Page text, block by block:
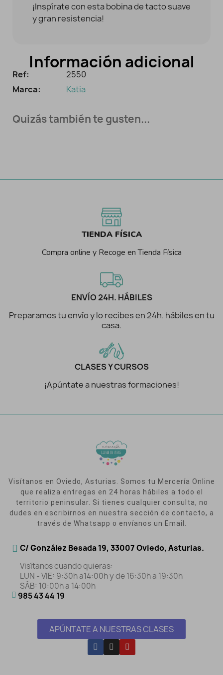
¡Inspírate con esta bobina de tacto suave
y gran resistencia!
Información adicional
Ref:
2550
Marca:
Katia
Quizás también te gusten...
TIENDA FÍSICA
Compra online y Recoge en Tienda Física
ENVÍO 24H. HÁBILES
Preparamos tu envío y lo recibes en 24h. hábiles en tu
casa.
CLASES Y CURSOS
¡Apúntate a nuestras formaciones!
Visítanos en Oviedo, Asturias. Somos tu Mercería Online
que realiza entregas en 24 horas hábiles a todo el
territorio peninsular. Si tienes cualquier consulta, no
dudes en escribirnos en nuestra sección de contacto, a
través de Whatsapp o envíanos un Email.
C/ González Besada 19, 33007 Oviedo, Asturias.
Visítanos cuando quieras:
LUN - VIE: 9:30h a14:00h y de 16:30h a 19:30h
SÁB: 10:00h a 14:00h
985 43 44 19
APÚNTATE A NUESTRAS CLASES